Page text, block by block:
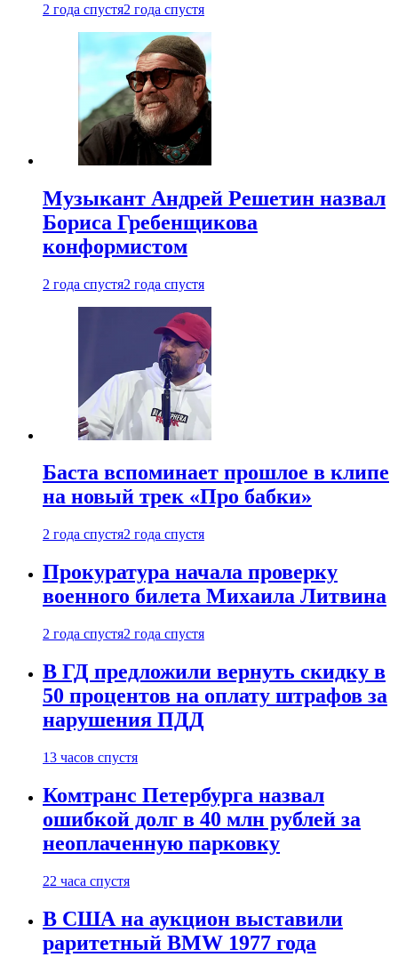
2 года спустя2 года спустя
Музыкант Андрей Решетин назвал
Бориса Гребенщикова
конформистом
2 года спустя2 года спустя
Баста вспоминает прошлое в клипе
на новый трек «Про бабки»
2 года спустя2 года спустя
Прокуратура начала проверку
военного билета Михаила Литвина
2 года спустя2 года спустя
В ГД предложили вернуть скидку в
50 процентов на оплату штрафов за
нарушения ПДД
13 часов спустя
Комтранс Петербурга назвал
ошибкой долг в 40 млн рублей за
неоплаченную парковку
22 часа спустя
В США на аукцион выставили
раритетный BMW 1977 года